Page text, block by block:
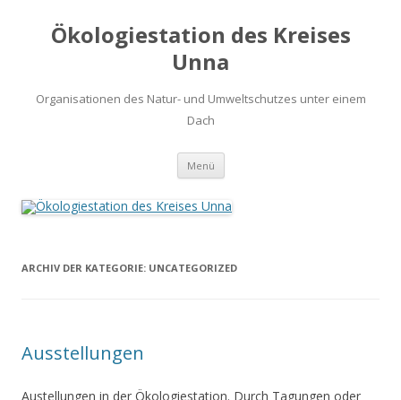
Ökologiestation des Kreises
Unna
Organisationen des Natur- und Umweltschutzes unter einem
Dach
Menü Zum
springen
ARCHIV DER KATEGORIE: UNCATEGORIZED
Ausstellungen
Austellungen in der Ökologiestation. Durch Tagungen oder